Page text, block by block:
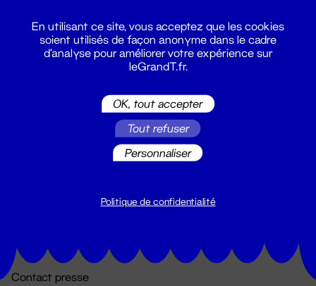
billetterie@leGrandT.fr
Du lundi au vendredi 14h → 18h
Contact presse
En utilisant ce site, vous acceptez que les cookies
soient utilisés de façon anonyme dans le cadre
d'analyse pour améliorer votre expérience sur
leGrandT.fr.
OK, tout accepter
Tout refuser
Personnaliser
Politique de confidentialité